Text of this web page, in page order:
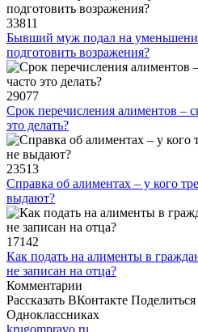
33811
Бывший муж подал на
подготовить возражения?
29077
Срок перечисления алиментов –
это делать?
23513
Справка об алиментах – у кого
выдают?
17142
Как подать на алименты в
не записан на отца?
Комментарии
Рассказать ВКонтакте
Одноклассниках
krugompravo.ru